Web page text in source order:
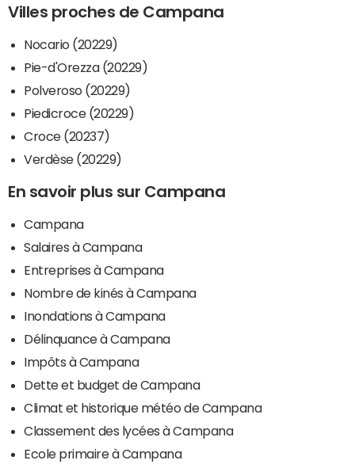
Villes proches de Campana
Nocario (20229)
Pie-d'Orezza (20229)
Polveroso (20229)
Piedicroce (20229)
Croce (20237)
Verdèse (20229)
En savoir plus sur Campana
Campana
Salaires à Campana
Entreprises à Campana
Nombre de kinés à Campana
Inondations à Campana
Délinquance à Campana
Impôts à Campana
Dette et budget de Campana
Climat et historique météo de Campana
Classement des lycées à Campana
Ecole primaire à Campana